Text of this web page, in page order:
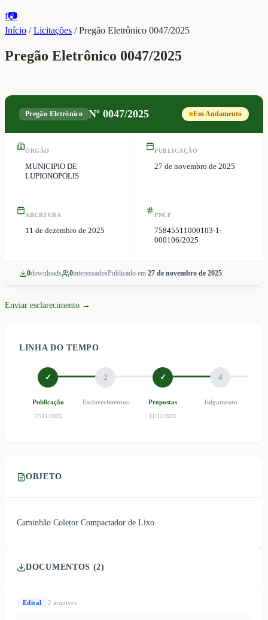
f📷
Início /Licitações /Pregão Eletrônico 0047/2025
Pregão Eletrônico 0047/2025
Pregão Eletrônico Nº0047/2025 Em Andamento
ÓRGÃO
MUNICIPIO DE
LUPIONOPOLIS
PUBLICAÇÃO
27 de novembro de 2025
ABERTURA
11 de dezembro de 2025
PNCP
75845511000103-1-
000106/2025
0downloads 0interessadosPublicado em 27 de novembro de 2025
Enviar esclarecimento →
LINHA DO TEMPO
✓
Publicação
27/11/2025
2
Esclarecimentos
✓
Propostas
11/12/2025
4
Julgamento
OBJETO
Caminhão Coletor Compactador de Lixo
DOCUMENTOS (2)
Edital 2 arquivos